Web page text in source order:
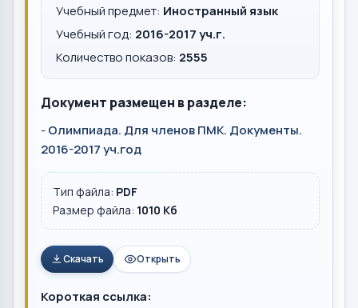
Учебный предмет: Иностранный язык
Учебный год: 2016-2017 уч.г.
Количество показов: 2555
Документ размещен в разделе:
-Олимпиада. Для членов ПМК. Документы.
2016-2017 уч.год
Тип файла: PDF
Размер файла: 1010 Кб
Скачать Открыть
Короткая ссылка: